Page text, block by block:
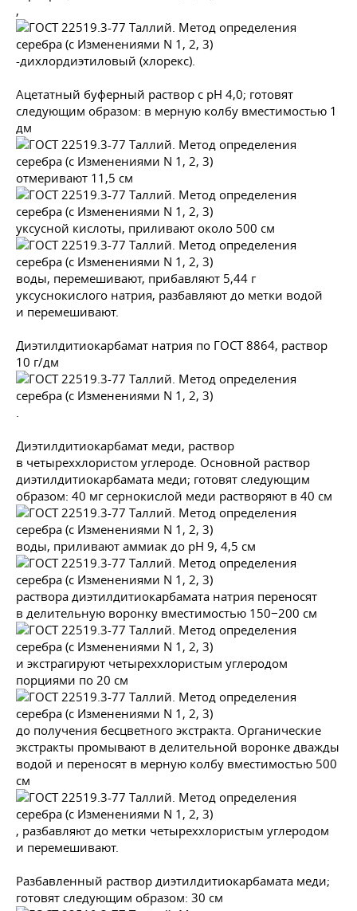
,
-дихлордиэтиловый (хлорекс).
Ацетатный буферный раствор с рН 4,0; готовят
следующим образом: в мерную колбу вместимостью 1
дм
отмеривают 11,5 см
уксусной кислоты, приливают около 500 см
воды, перемешивают, прибавляют 5,44 г
уксуснокислого натрия, разбавляют до метки водой
и перемешивают.
Диэтилдитиокарбамат натрия по ГОСТ 8864, раствор
10 г/дм
.
Диэтилдитиокарбамат меди, раствор
в четыреххлористом углероде. Основной раствор
диэтилдитиокарбамата меди; готовят следующим
образом: 40 мг сернокислой меди растворяют в 40 см
воды, приливают аммиак до рН 9, 4,5 см
раствора диэтилдитиокарбамата натрия переносят
в делительную воронку вместимостью 150−200 см
и экстрагируют четыреххлористым углеродом
порциями по 20 см
до получения бесцветного экстракта. Органические
экстракты промывают в делительной воронке дважды
водой и переносят в мерную колбу вместимостью 500
см
, разбавляют до метки четыреххлористым углеродом
и перемешивают.
Разбавленный раствор диэтилдитиокарбамата меди;
готовят следующим образом: 30 см